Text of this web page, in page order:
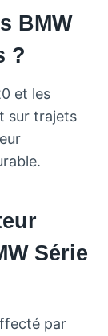
BMW
?
et les
sur trajets
Série
par